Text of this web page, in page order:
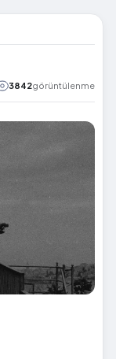
3842görüntülenme